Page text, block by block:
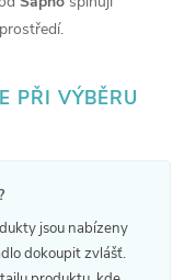
PŘI VÝBĚRU
jsou nabízeny
dokoupit zvlášť.